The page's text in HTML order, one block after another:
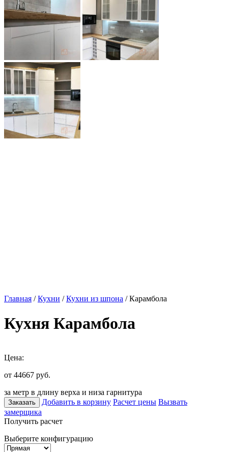
Главная /Кухни /Кухни из шпона / Карамбола
Кухня Карамбола
Цена:
от 44667 руб.
за метр в длину верха и низа гарнитура
Заказать Добавить в корзину Расчет цены Вызвать
замерщика
Получить расчет
Выберите конфигурацию